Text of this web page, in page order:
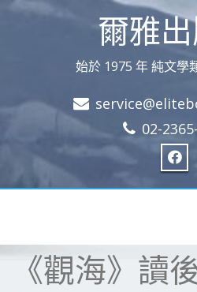
爾雅
始於 1975 年 純文學
02-
《觀海》讀